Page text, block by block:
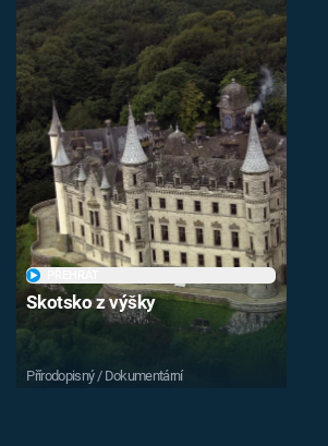
Skotsko z výšky
Přírodopisný / Dokumentární